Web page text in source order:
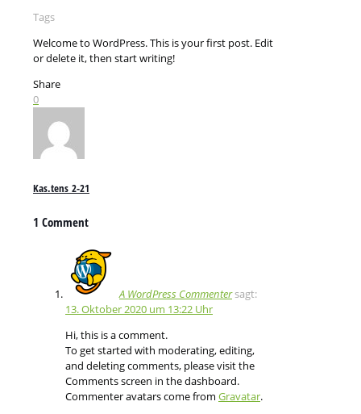
Tags
Welcome to WordPress. This is your first post. Edit
or delete it, then start writing!
Share
0
Kas.tens_2-21
1 Comment
A WordPress Commenter sagt:
13. Oktober 2020 um 13:22 Uhr
Hi, this is a comment.
To get started with moderating, editing,
and deleting comments, please visit the
Comments screen in the dashboard.
Commenter avatars come from Gravatar.